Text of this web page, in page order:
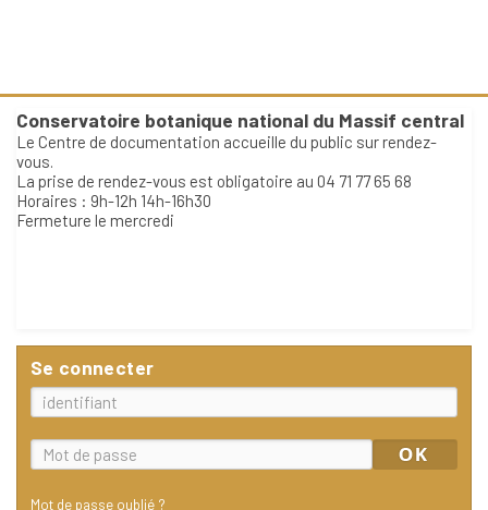
Conservatoire botanique national du Massif central
Le Centre de documentation accueille du public sur rendez-
vous.
La prise de rendez-vous est obligatoire au 04 71 77 65 68
Horaires : 9h-12h 14h-16h30
Fermeture le mercredi
Se connecter
Mot de passe oublié ?